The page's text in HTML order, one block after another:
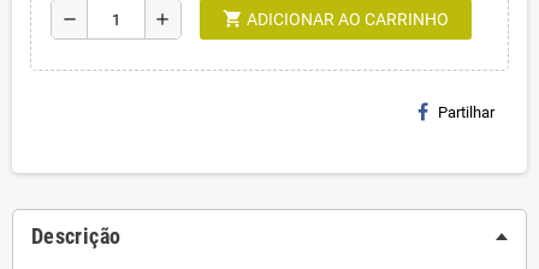
remove add shopping_cart ADICIONAR AO CARRINHO
Partilhar
Descrição